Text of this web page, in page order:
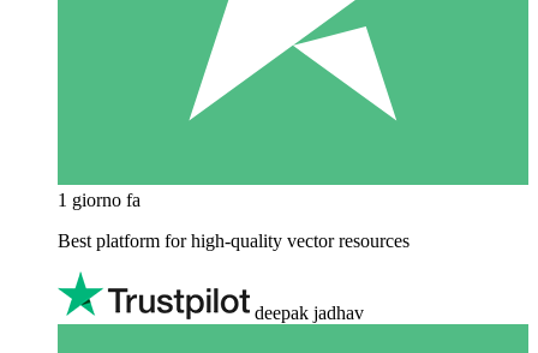
1 giorno fa
Best platform for high-quality vector resources
deepak jadhav